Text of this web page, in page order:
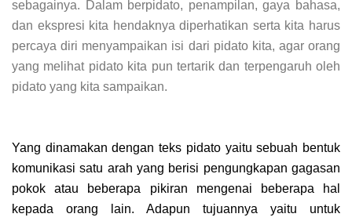
sebagainya. Dalam berpidato, penampilan, gaya bahasa,
dan ekspresi kita hendaknya diperhatikan serta kita harus
percaya diri menyampaikan isi dari pidato kita, agar orang
yang melihat pidato kita pun tertarik dan terpengaruh oleh
pidato yang kita sampaikan.
Yang dinamakan dengan teks pidato yaitu sebuah bentuk
komunikasi satu arah yang berisi pengungkapan gagasan
pokok atau beberapa pikiran mengenai beberapa hal
kepada orang lain. Adapun tujuannya yaitu untuk